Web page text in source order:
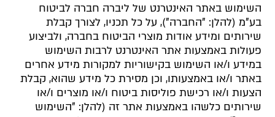
השימוש באתר האינטרנט של ליברה חברה לביטוח
בע"מ (להלן: "החברה"), על כל תכניו, לצורך קבלת
שירותים ומידע אודות מוצרי הביטוח בחברה, ולביצוע
פעולות באמצעות אתר האינטרנט לרבות השימוש
במידע ו/או השימוש בקישוריות למקורות מידע אחרים
באתר ו/או באמצעותו, וכן מסירת כל מידע שהוא, קבלת
הצעות ו/או רכישת פוליסות ביטוח ו/או מוצרים ו/או
שירותים כלשהו באמצעות אתר זה (להלן: "השימוש